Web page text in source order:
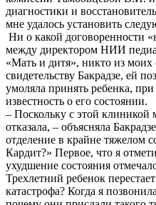
диагностики и
мне удалось установить
Ни о какой договоренности
между директором НИИ
«Мать и дитя», никто из моих
свидетельству Бакрадзе, ей
умоляла принять ребенка,
известность о его состоянии.
– Поскольку с этой клиникой
отказала, – объясняла
отделение в крайне тяжелом
Кардит?» Первое, что я
ухудшение состояния
Трехлетний ребенок
катастрофа? Когда я